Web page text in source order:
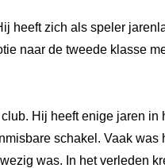
heeft zich als speler
naar de tweede klasse
Hij heeft enige jaren in
schakel. Vaak was
was. In het verleden